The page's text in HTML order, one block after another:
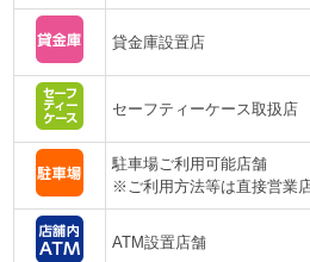
貸金庫設置店
セーフティーケース取扱店
駐車場ご利用可能店舗
※ご利用方法等は直接営業
ATM設置店舗